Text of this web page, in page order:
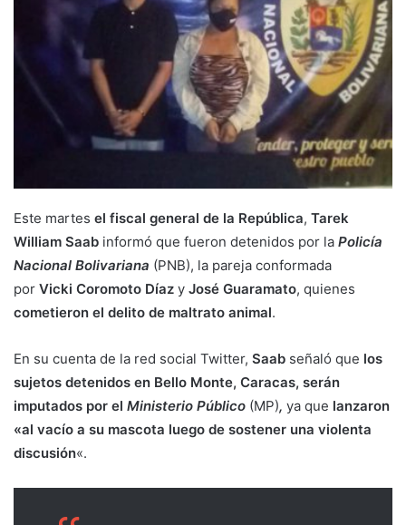
Este martes el fiscal general de la República, Tarek
William Saab informó que fueron detenidos por la Policía
Nacional Bolivariana (PNB), la pareja conformada
por Vicki Coromoto Díaz y José Guaramato, quienes
cometieron el delito de maltrato animal.
En su cuenta de la red social Twitter, Saab señaló que los
sujetos detenidos en Bello Monte, Caracas, serán
imputados por el Ministerio Público (MP), ya que lanzaron
«al vacío a su mascota luego de sostener una violenta
discusión«.